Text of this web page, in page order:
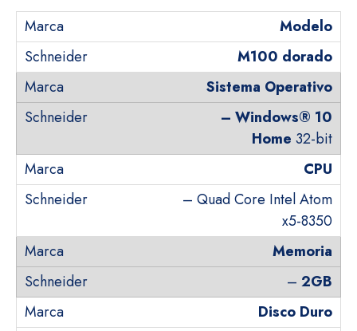
Modelo
M100 dorado
Sistema Operativo
– Windows® 10
Home 32-bit
CPU
– Quad Core Intel Atom
x5-8350
Memoria
– 2GB
Disco Duro